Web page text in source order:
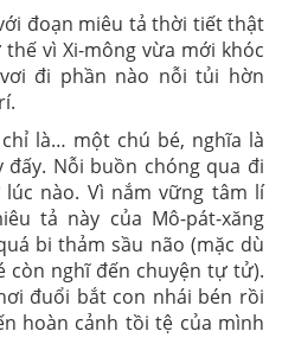
đoạn miêu tả thời tiết thật
vì Xi-mông vừa mới khóc
đi phần nào nỗi tủi hờn
là… một chú bé, nghĩa là
Nỗi buồn chóng qua đi
nào. Vì nắm vững tâm lí
tả này của Mô-pát-xăng
bi thảm sầu não (mặc dù
còn nghĩ đến chuyện tự tử).
đuổi bắt con nhái bén rồi
hoàn cảnh tồi tệ của mình